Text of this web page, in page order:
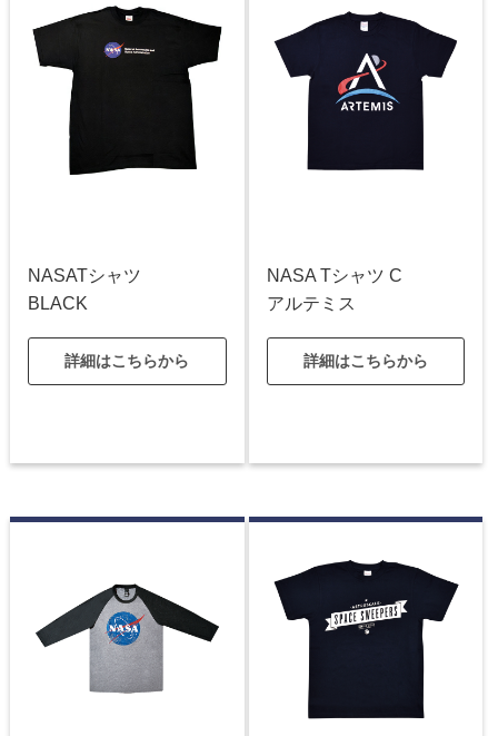
NASATシャツ
BLACK
詳細はこちらから
NASA Tシャツ C
アルテミス
詳細はこちらから